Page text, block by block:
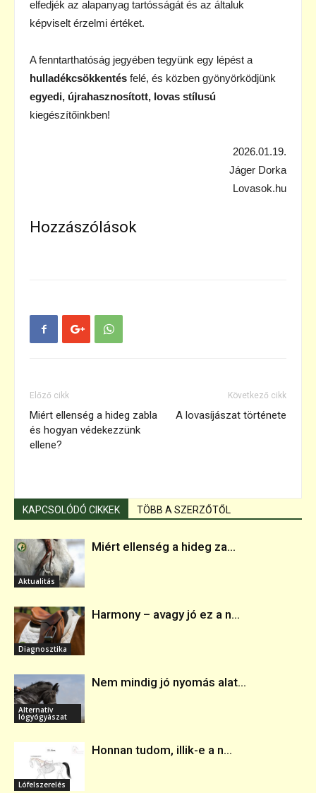
elfedjék az alapanyag tartósságát és az általuk
képviselt érzelmi értéket.
A fenntarthatóság jegyében tegyünk egy lépést a
hulladékcsökkentés felé, és közben gyönyörködjünk
egyedi, újrahasznosított, lovas stílusú
kiegészítőinkben!
2026.01.19.
Jáger Dorka
Lovasok.hu
Hozzászólások
Előző cikk
Miért ellenség a hideg zabla
és hogyan védekezzünk
ellene?
Következő cikk
A lovasíjászat története
KAPCSOLÓDÓ CIKKEK TÖBB A SZERZŐTŐL
Aktualitás
Miért ellenség a hideg za...
Diagnosztika
Harmony – avagy jó ez a n...
Alternatív
lógyógyászat
Nem mindig jó nyomás alat...
Lófelszerelés
Honnan tudom, illik-e a n...